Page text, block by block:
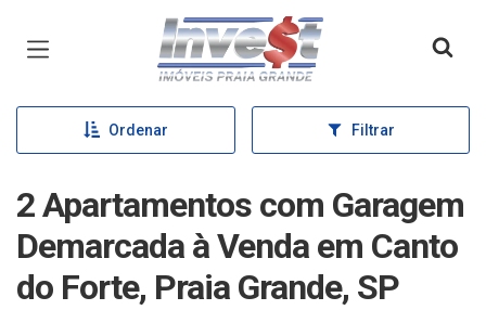
Página inicial
Ordenar Filtrar
2 Apartamentos com Garagem
Demarcada à Venda em Canto
do Forte, Praia Grande, SP